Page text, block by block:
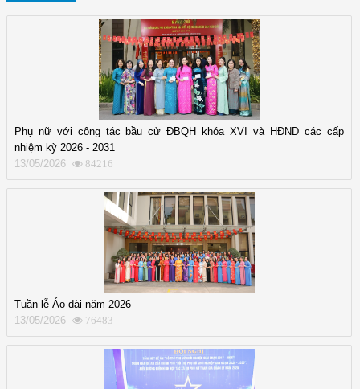
Phụ nữ với công tác bầu cử ĐBQH khóa XVI và HĐND các cấp
nhiệm kỳ 2026 - 2031
13/05/2026
84216
Tuần lễ Áo dài năm 2026
13/05/2026
76483